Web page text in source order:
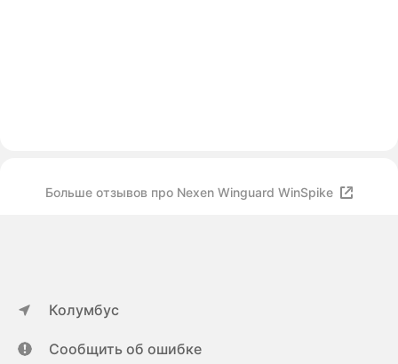
Больше отзывов про Nexen Winguard WinSpike
Колумбус
Сообщить об ошибке